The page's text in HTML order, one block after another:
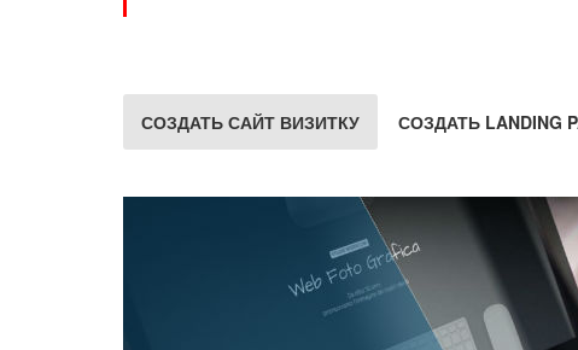
СОЗДАТЬ САЙТ ВИЗИТКУ СОЗДАТЬ LANDING